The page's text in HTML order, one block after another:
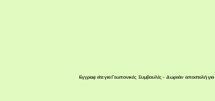
Εγγραφείτε για Γεωπονικές Συμβουλές - Δωρεάν αποστολή